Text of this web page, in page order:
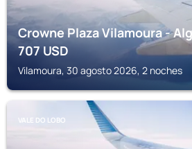
Crowne Plaza Vilamoura -
707USD
Vilamoura, 30 agosto 2026, 2 noches
VALE DO LOBO